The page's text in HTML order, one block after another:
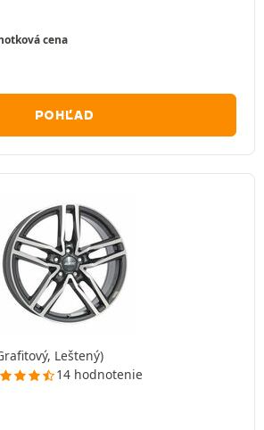
cena
POHĽAD
Leštený)
14 hodnotenie